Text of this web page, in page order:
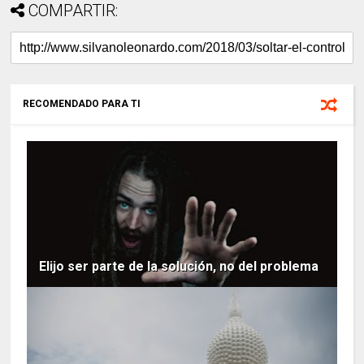
COMPARTIR:
RECOMENDADO PARA TI
Elijo ser parte de la solución, no del problema